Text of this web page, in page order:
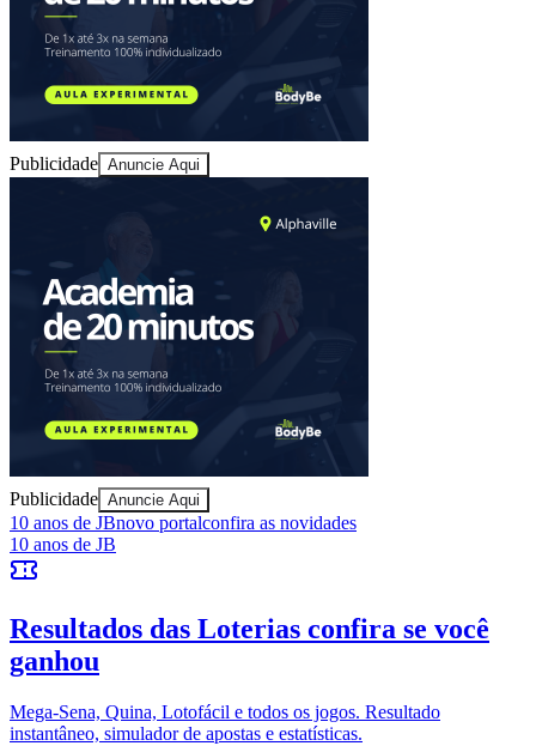
Publicidade Anuncie Aqui
Publicidade Anuncie Aqui
10 anos de JBnovo portalconfira as novidades
10 anos de JB
Resultados das Loterias confira se você
ganhou
Mega-Sena, Quina, Lotofácil e todos os jogos. Resultado
instantâneo, simulador de apostas e estatísticas.